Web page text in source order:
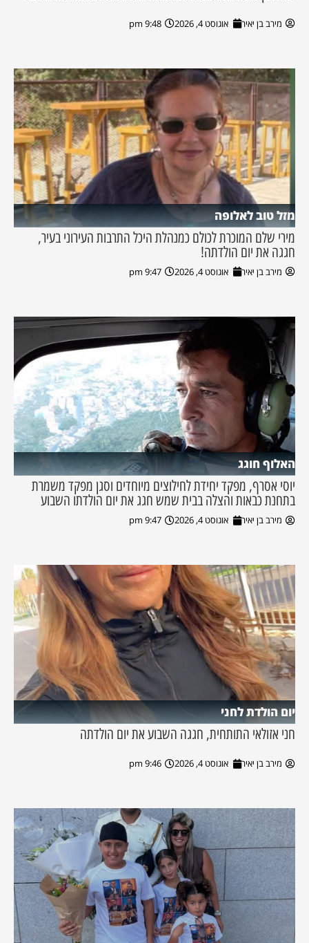
מירב בן יאיר אוגוסט 4, 2026 9:48 pm
מזל טוב לאלופה
מירי שלם המוכרת לכולם כמנהלת היכל התרבות העירוני בעיר,
חגגה את יום הולדתה!
מירב בן יאיר אוגוסט 4, 2026 9:47 pm
האלוף חוגג
יוסי אסרף, מפקד יחידת לחילוצים מיוחדים וסגן מפקד משמרת
בתחנת כבאות והצלה בבית שמש חגג את יום הולדתו השבוע
מירב בן יאיר אוגוסט 4, 2026 9:47 pm
יום הולדת לחני
חני אזולאי התותחית, חגגה השבוע את יום הולדתה
מירב בן יאיר אוגוסט 4, 2026 9:46 pm